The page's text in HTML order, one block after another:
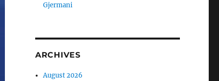
Gjermani
ARCHIVES
August 2026